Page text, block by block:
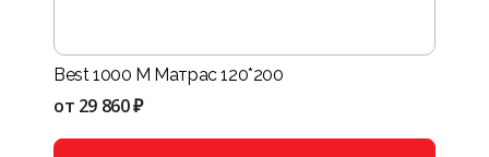
Best 1000 M Матрас 120*200
от 29 860 ₽